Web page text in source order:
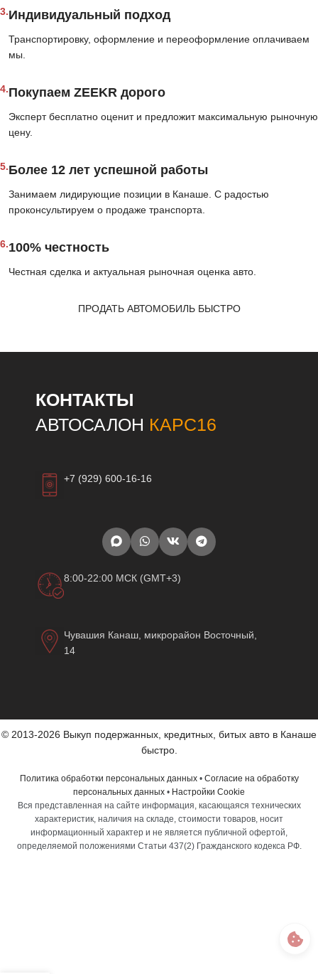
3.Индивидуальный подход
Транспортировку, оформление и переоформление оплачиваем
мы.
4.Покупаем ZEEKR дорого
Эксперт бесплатно оценит и предложит максимальную рыночную
цену.
5.Более 12 лет успешной работы
Занимаем лидирующие позиции в Канаше. С радостью
проконсультируем о продаже транспорта.
6.100% честность
Честная сделка и актуальная рыночная оценка авто.
ПРОДАТЬ АВТОМОБИЛЬ БЫСТРО
КОНТАКТЫ
АВТОСАЛОН КАРС16
+7 (929) 600-16-16
8:00-22:00 МСК (GMT+3)
Чувашия Канаш, микрорайон Восточный,
14
© 2013-2026 Выкуп подержанных, кредитных, битых авто в Канаше
быстро.
Политика обработки персональных данных• Согласие на обработку
персональных данных • Настройки Cookie
Вся представленная на сайте информация, касающаяся технических
характеристик, наличия на складе, стоимости товаров, носит
информационный характер и не является публичной офертой,
определяемой положениями Статьи 437(2) Гражданского кодекса РФ.